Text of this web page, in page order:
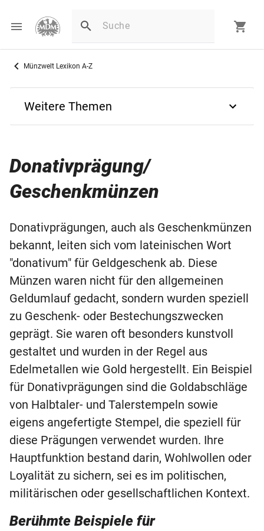
Münzwelt Lexikon A-Z
Weitere Themen
D
D G REG F D
Deutsche Prägezeichen
Donativprägung
Drachme
Dreier
Dukat
Donativprägung/
Geschenkmünzen
Donativprägungen, auch als Geschenkmünzen
bekannt, leiten sich vom lateinischen Wort
"donativum" für Geldgeschenk ab. Diese
Münzen waren nicht für den allgemeinen
Geldumlauf gedacht, sondern wurden speziell
zu Geschenk- oder Bestechungszwecken
geprägt. Sie waren oft besonders kunstvoll
gestaltet und wurden in der Regel aus
Edelmetallen wie Gold hergestellt. Ein Beispiel
für Donativprägungen sind die Goldabschläge
von Halbtaler- und Talerstempeln sowie
eigens angefertigte Stempel, die speziell für
diese Prägungen verwendet wurden. Ihre
Hauptfunktion bestand darin, Wohlwollen oder
Loyalität zu sichern, sei es im politischen,
militärischen oder gesellschaftlichen Kontext.
Berühmte Beispiele für